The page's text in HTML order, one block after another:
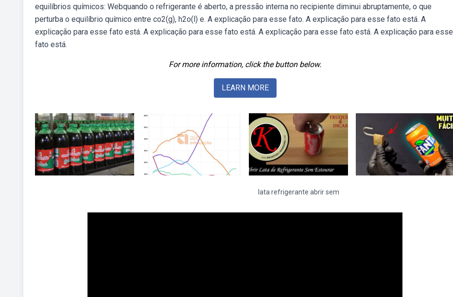
equilíbrios químicos: Webquando o refrigerante é aberto, a pressão interna no recipiente diminui abruptamente, o que
perturba o equilíbrio químico entre co2(g), h2o(l) e. A explicação para esse fato. A explicação para esse fato está. A
explicação para esse fato está. A explicação para esse fato está. A explicação para esse fato está. A explicação para esse
fato está.
For more information, click the button below.
LEARN MORE
lata refrigerante abrir sem